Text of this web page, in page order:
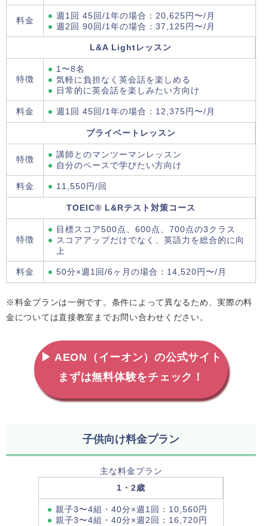
料金
週1回 45回/1年の場合：20,625円〜/月
週2回 90回/1年の場合：37,125円〜/月
L&A Lightレッスン
特徴
1〜8名
気軽に負担なく英会話を楽しめる
日常的に英会話を楽しみたい方向け
料金 週1回 45回/1年の場合：12,375円〜/月
プライベートレッスン
特徴
講師とのマンツーマンレッスン
自分のペースで学びたい方向け
料金 11,550円/回
TOEIC® L&Rテスト対策コース
特徴
目標スコア500点、600点、700点の3クラス
スコアアップだけでなく、英語力を総合的に向
上
料金 50分×週1回/6ヶ月の場合：14,520円〜/月
※料金プランは一例です。条件によって異なるため、実際の料
金については直接教室までお問い合わせください。
▶ AEON（イーオン）の公式サイト
まずは無料体験をチェック！
子供向け料金プラン
主な料金プラン
1・2歳
親子3〜4組・40分×週1回：10,560円
親子3〜4組・40分×週2回：16,720円